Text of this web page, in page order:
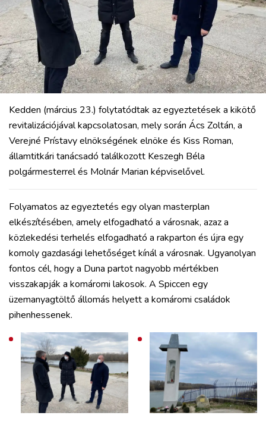
Kedden (március 23.) folytatódtak az egyeztetések a kikötő
revitalizációjával kapcsolatosan, mely során Ács Zoltán, a
Verejné Prístavy elnökségének elnöke és Kiss Roman,
államtitkári tanácsadó találkozott Keszegh Béla
polgármesterrel és Molnár Marian képviselővel.
Folyamatos az egyeztetés egy olyan masterplan
elkészítésében, amely elfogadható a városnak, azaz a
közlekedési terhelés elfogadható a rakparton és újra egy
komoly gazdasági lehetőséget kínál a városnak. Ugyanolyan
fontos cél, hogy a Duna partot nagyobb mértékben
visszakapják a komáromi lakosok. A Spiccen egy
üzemanyagtöltő állomás helyett a komáromi családok
pihenhessenek.